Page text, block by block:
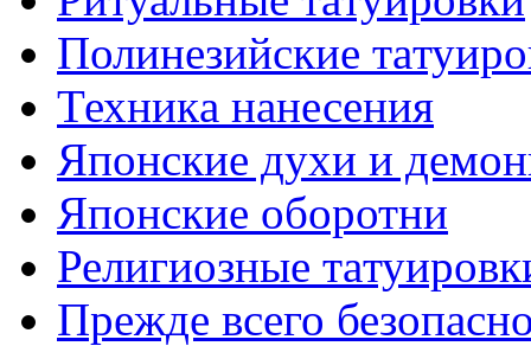
Полинезийские
Техникa нанесения
Японские духи и
Японские оборотни
Религиозные
Прежде всего